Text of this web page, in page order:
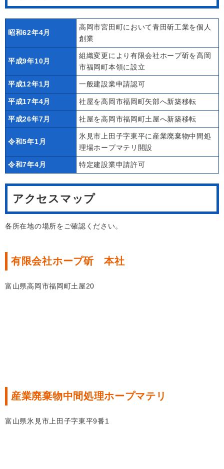
昭和62年4月
高岡市宮田町において青田斫工業を個人
創業
平成9年10月
組織変更により有限会社ホープ斫を高岡
市福岡町本領に設立
平成12年1月 一般建設業申請認可
平成17年4月 社屋を高岡市福岡町矢部へ新築移転
平成26年7月 社屋を高岡市福岡町土屋へ新築移転
令和5年1月
氷見市上田子字東平に産業廃棄物中間処
理場ホープマテリ開設
令和7年4月 特定建設業申請許可
アクセスマップ
各所在地の場所をご確認ください。
有限会社ホープ斫 本社
富山県高岡市福岡町土屋20
産業廃棄物中間処理ホープマテリ
富山県氷見市上田子字東平9番1